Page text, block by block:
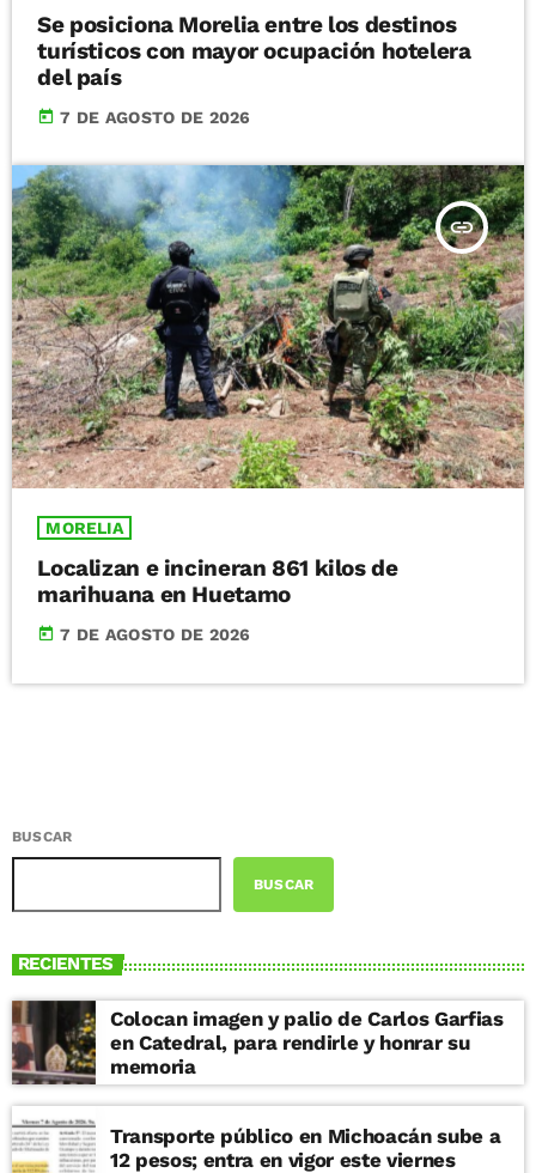
Se posiciona Morelia entre los destinos
turísticos con mayor ocupación hotelera
del país
today 7 DE AGOSTO DE 2026
insert_link
MORELIA
Localizan e incineran 861 kilos de
marihuana en Huetamo
today 7 DE AGOSTO DE 2026
BUSCAR
BUSCAR
RECIENTES
Colocan imagen y palio de Carlos Garfias
en Catedral, para rendirle y honrar su
memoria
Transporte público en Michoacán sube a
12 pesos; entra en vigor este viernes